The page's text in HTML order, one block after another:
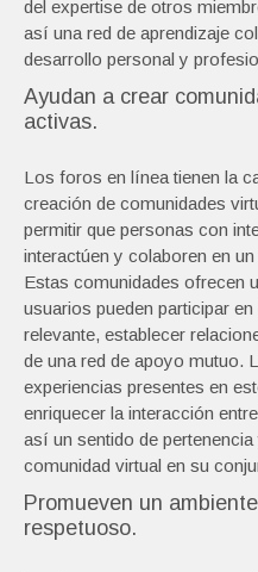
del expertise de otros
así una red de aprendizaje
desarrollo personal y
Ayudan a crear
activas.
Los foros en línea tienen la
creación de comunidades
permitir que personas con
interactúen y colaboren en
Estas comunidades ofrecen
usuarios pueden participar
relevante, establecer
de una red de apoyo mutuo.
experiencias presentes en
enriquecer la interacción
así un sentido de
comunidad virtual en su
Promueven un
respetuoso.